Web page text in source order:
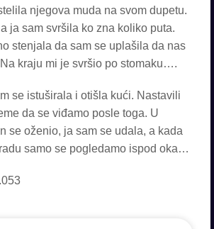
njegova muda na svom dupetu.
ja sam svršila ko zna koliko puta.
stenjala da sam se uplašila da nas
kraju mi je svršio po stomaku….
se istuširala i otišla kući. Nastavili
da se viđamo posle toga. U
se oženio, ja sam se udala, a kada
samo se pogledamo ispod oka…